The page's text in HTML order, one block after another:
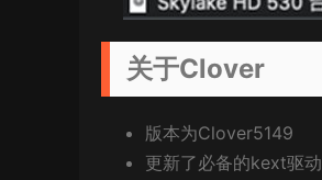
关于Clover
版本为Clover5149
更新了必备的kext驱动